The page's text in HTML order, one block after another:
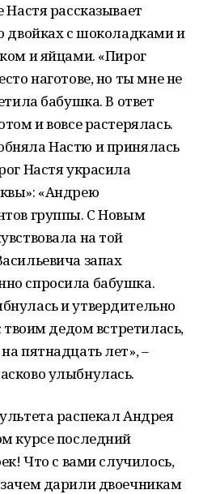
Настя рассказывает
двойках с шоколадками и
и яйцами. «Пирог
наготове, но ты мне не
бабушка. В ответ
и вовсе растерялась.
Настю и принялась
Настя украсила
«Андрею
группы. С Новым
на той
запах
спросила бабушка.
и утвердительно
твоим дедом встретилась,
пятнадцать лет», –
улыбнулась.
распекал Андрея
курсе последний
Что с вами случилось,
дарили двоечникам